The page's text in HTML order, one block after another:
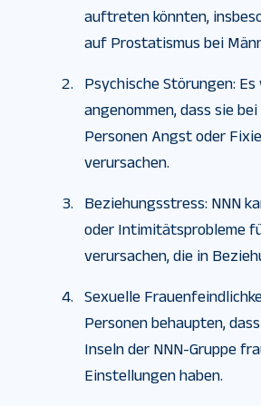
auftreten könnten,
auf Prostatismus bei
Psychische Störungen: Es
angenommen, dass sie
Personen Angst oder
verursachen.
Beziehungsstress: NNN
oder Intimitätsprobleme
verursachen, die in
Sexuelle
Personen behaupten,
Inseln der NNN-Gruppe
Einstellungen haben.